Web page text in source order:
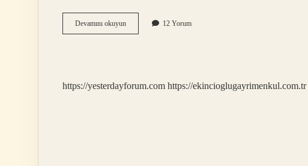
Devamını okuyunÇözeltiler
Saf
12 Yorum
https://yesterdayforum.com https://ekincioglugayrimenkul.com.tr